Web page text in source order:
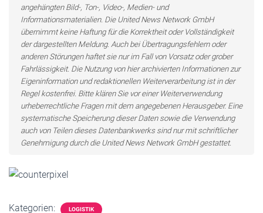
angehängten Bild-, Ton-, Video-, Medien- und
Informationsmaterialien. Die United News Network GmbH
übernimmt keine Haftung für die Korrektheit oder Vollständigkeit
der dargestellten Meldung. Auch bei Übertragungsfehlern oder
anderen Störungen haftet sie nur im Fall von Vorsatz oder grober
Fahrlässigkeit. Die Nutzung von hier archivierten Informationen zur
Eigeninformation und redaktionellen Weiterverarbeitung ist in der
Regel kostenfrei. Bitte klären Sie vor einer Weiterverwendung
urheberrechtliche Fragen mit dem angegebenen Herausgeber. Eine
systematische Speicherung dieser Daten sowie die Verwendung
auch von Teilen dieses Datenbankwerks sind nur mit schriftlicher
Genehmigung durch die United News Network GmbH gestattet.
Kategorien: LOGISTIK